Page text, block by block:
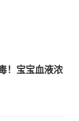
！宝宝血液浓